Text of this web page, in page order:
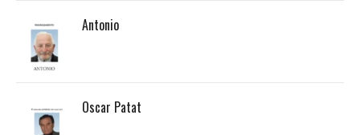
Antonio
Oscar Patat